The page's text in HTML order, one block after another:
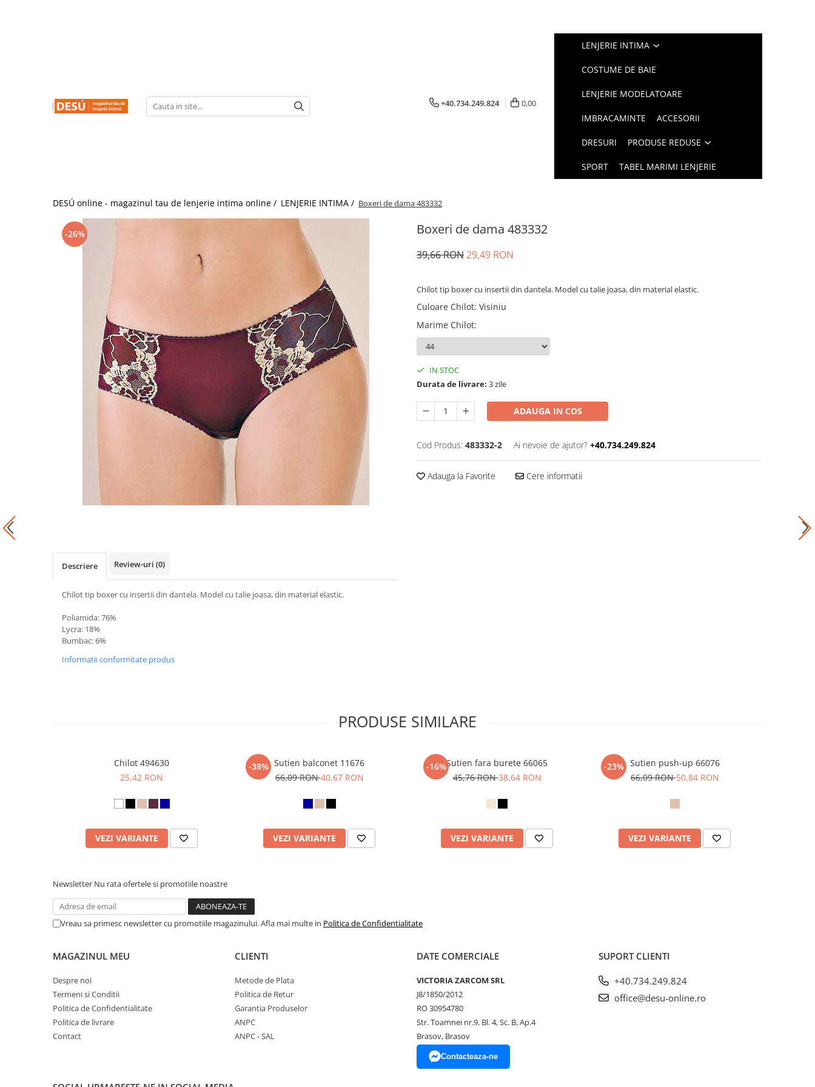
+40.734.249.824 0,00
LENJERIE INTIMA
COSTUME DE BAIE
LENJERIE MODELATOARE
IMBRACAMINTE ACCESORII
DRESURI PRODUSE REDUSE
SPORT TABEL MARIMI LENJERIE
DESÚ online - magazinul tau de lenjerie intima online / LENJERIE INTIMA / Boxeri de dama 483332
-26% Boxeri de dama 483332
39,66 RON29,49 RON
Chilot tip boxer cu insertii din dantela. Model cu talie joasa, din material elastic.
Culoare Chilot: Visiniu
Marime Chilot:
IN STOC
Durata de livrare: 3 zile
ADAUGA IN COS
Cod Produs: 483332-2 Ai nevoie de ajutor? +40.734.249.824
Adauga la Favorite Cere informatii
Descriere Review-uri (0)
Chilot tip boxer cu insertii din dantela. Model cu talie joasa, din material elastic.
Poliamida: 76%
Lycra: 18%
Bumbac: 6%
Informatii conformitate produs
PRODUSE SIMILARE
Chilot 494630
25,42 RON
VEZI VARIANTE
-38% Sutien balconet 11676
66,09 RON40,67 RON
VEZI VARIANTE
-16%Sutien fara burete 66065
45,76 RON38,64 RON
VEZI VARIANTE
-23% Sutien push-up 66076
66,09 RON50,84 RON
VEZI VARIANTE
Newsletter Nu rata ofertele si promotiile noastre
Vreau sa primesc newsletter cu promotiile magazinului. Afla mai multe in Politica de Confidentialitate
MAGAZINUL MEU
Despre noi
Termeni si Conditii
Politica de Confidentialitate
Politica de livrare
Contact
CLIENTI
Metode de Plata
Politica de Retur
Garantia Produselor
ANPC
ANPC - SAL
DATE COMERCIALE
VICTORIA ZARCOM SRL
J8/1850/2012
RO 30954780
Str. Toamnei nr.9, Bl. 4, Sc. B, Ap.4
Brasov, Brasov
Contacteaza-ne
SUPORT CLIENTI
+40.734.249.824
office@desu-online.ro